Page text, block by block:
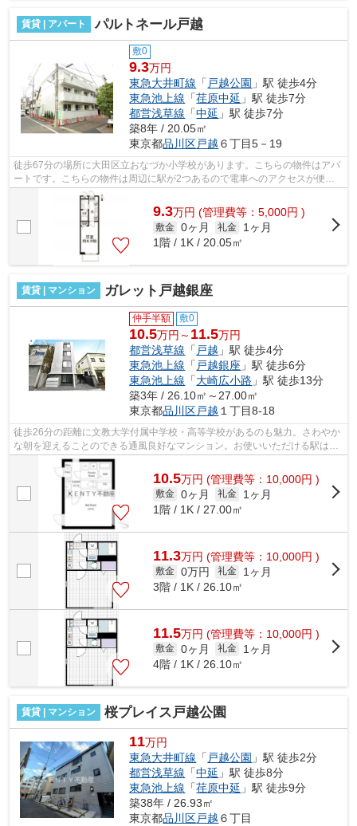
賃貸 | アパート パルトネール戸越
敷0
9.3万円
東急大井町線 「 戸越公園 」駅 徒歩4分
東急池上線 「荏原中延 」駅 徒歩7分
都営浅草線 「中延 」駅 徒歩7分
築8年 / 20.05㎡
東京都品川区戸越 ６丁目5－19
徒歩67分の場所に大田区立おなづか小学校があります。こちらの物件はアパ
ートです。こちらの物件は周辺に駅が2つあるので電車へのアクセスが便利
な物件です。初期費用はカードで決済い...
9.3万円 (管理費等：5,000円 )
敷金 0ヶ月 礼金
1ヶ月
1階 / 1K / 20.05㎡
賃貸 | マンション ガレット戸越銀座
仲手半額 敷0
10.5万円～ 11.5万円
都営浅草線 「 戸越 」駅 徒歩4分
東急池上線 「 戸越銀座 」駅 徒歩6分
東急池上線 「大崎広小路 」駅 徒歩13分
築3年 / 26.10㎡～27.00㎡
東京都品川区戸越 １丁目8-18
徒歩26分の距離に文教大学付属中学校・高等学校があるのも魅力。さわやか
な朝を迎えることのできる通風良好なマンション。お使いいただける駅は2
駅あり、行き先に応じて使い分けができ...
10.5万円 (管理費等：10,000円 )
敷金 0ヶ月 礼金
1ヶ月
1階 / 1K / 27.00㎡
11.3万円 (管理費等：10,000円 )
敷金 0万円 礼金
1ヶ月
3階 / 1K / 26.10㎡
11.5万円 (管理費等：10,000円 )
敷金 0ヶ月 礼金
1ヶ月
4階 / 1K / 26.10㎡
賃貸 | マンション 桜プレイス戸越公園
11万円
東急大井町線 「 戸越公園 」駅 徒歩2分
都営浅草線 「中延 」駅 徒歩8分
東急池上線 「荏原中延 」駅 徒歩9分
築38年 / 26.93㎡
東京都品川区戸越 ６丁目